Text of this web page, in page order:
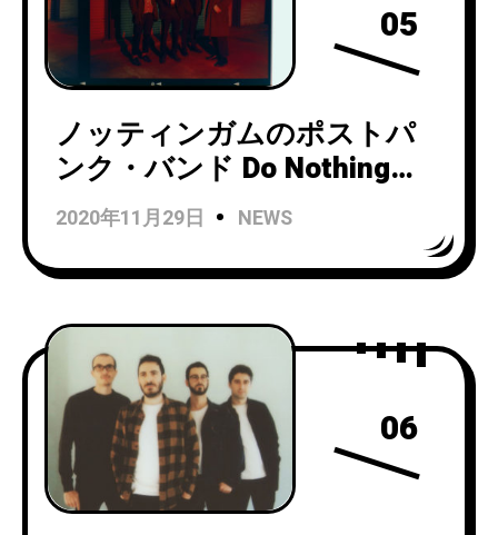
05
ノッティンガムのポストパ
ンク・バンド Do Nothingが
『Zero Dollar Bill』と
『Glueland 』をまとめた
『THE EP’S』を9/22にリリ
2020年11月29日 NEWS
06